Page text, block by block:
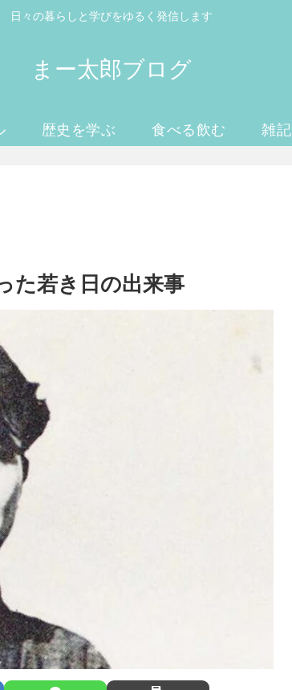
日々の暮らしと学びをゆるく発信します
まー太郎ブログ
歴史を学ぶ 食べる飲む 雑記
た若き日の出来事